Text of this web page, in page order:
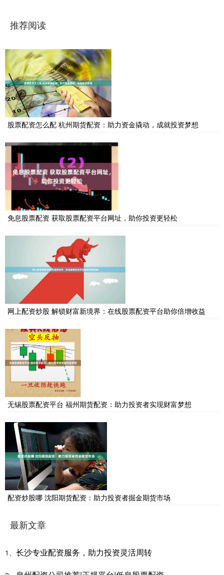
推荐阅读
股票配资怎么配 杭州期货配资：助力资金撬动，成就投资梦想
免息股票配资 获取股票配资平台网址，助你投资更轻松
网上配资炒股 解锁财富新境界：在线股票配资平台助你倍增收益
无锡股票配资平台 福州期货配资：助力投资者实现财富梦想
配资炒股哪 沈阳期货配资：助力投资者掘金期货市场
最新文章
1、 长沙专业配资服务，助力投资灵活周转